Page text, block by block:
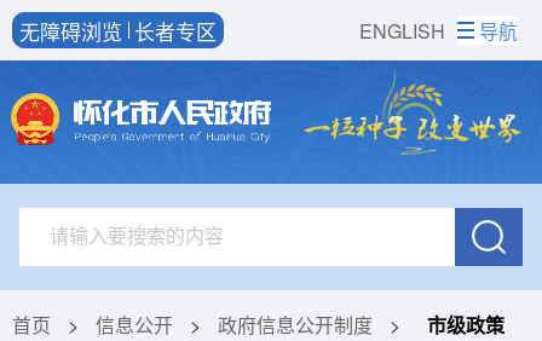
ENGLISH
无障碍浏览 长者专区 导航
首页 > 信息公开 > 政府信息公开制度 > 市级政策